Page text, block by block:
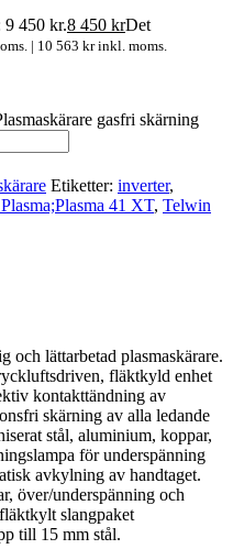
9 450 kr.8 450 krDet
| 10 563 krinkl. moms.
gasfri skärning
Etiketter: inverter,
41 XT, Telwin
och lättarbetad plasmaskärare.
fläktkyld enhet
kontakttändning av
skärning av alla ledande
stål, aluminium, koppar,
för underspänning
avkylning av handtaget.
över/underspänning och
slangpaket
till 15 mm stål.